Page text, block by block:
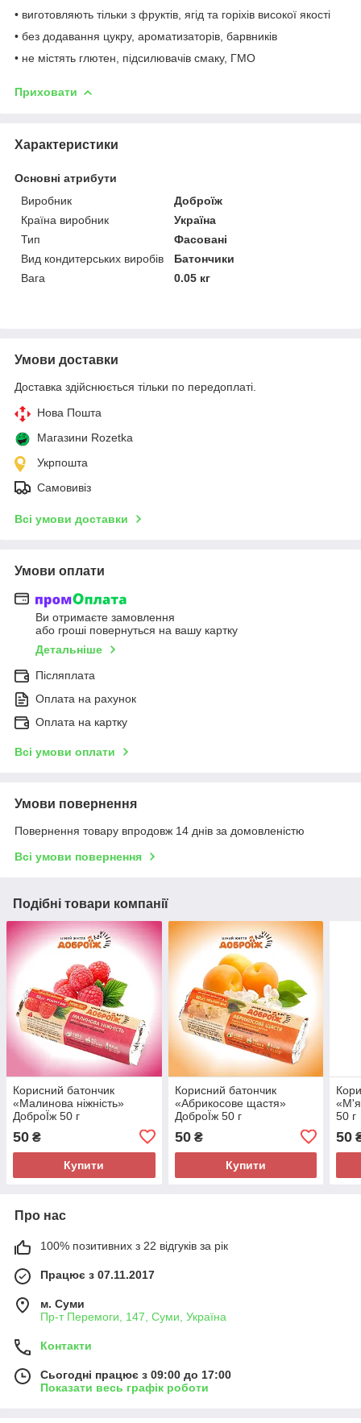
• виготовляють тільки з фруктів, ягід та горіхів високої якості
• без додавання цукру, ароматизаторів, барвників
• не містять глютен, підсилювачів смаку, ГМО
Приховати
Характеристики
Основні атрибути
Виробник
Доброїж
Країна виробник
Україна
Тип
Фасовані
Вид кондитерських виробів
Батончики
Вага
0.05 кг
Умови доставки
Доставка здійснюється тільки по передоплаті.
Нова Пошта
Магазини Rozetka
Укрпошта
Самовивіз
Всі умови доставки
Умови оплати
Ви отримаєте замовлення
або гроші повернуться на вашу картку
Детальніше
Післяплата
Оплата на рахунок
Оплата на картку
Всі умови оплати
Умови повернення
Повернення товару впродовж 14 днів за домовленістю
Всі умови повернення
Подібні товари компанії
Корисний батончик
«Малинова ніжність»
ДоброЇж 50 г
50 ₴
Купити
Корисний батончик
«Абрикосове щастя»
ДоброЇж 50 г
50₴
Купити
50 г
50
Про нас
100% позитивних з 22 відгуків за рік
Працює з 07.11.2017
м. Суми
Пр-т Перемоги, 147, Суми, Україна
Контакти
Сьогодні працює з 09:00 до 17:00
Показати весь графік роботи